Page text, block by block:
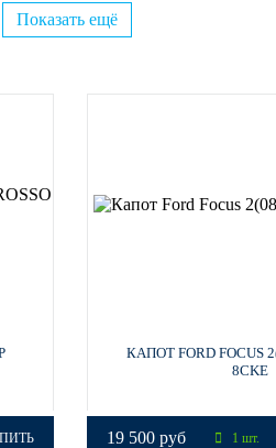
Показать ещё
КАПОТ FORD FOCUS
8CKE
19 500 руб 1 шт.